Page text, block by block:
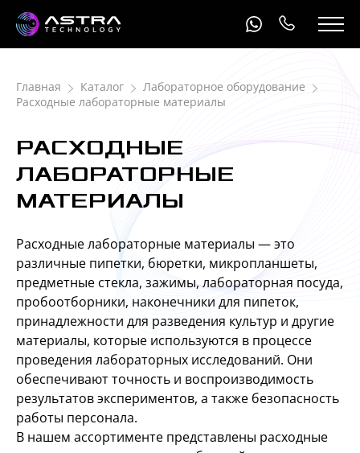
Главная Каталог
Лабораторное оборудование
Расходные лабораторные материалы
РАСХОДНЫЕ
ЛАБОРАТОРНЫЕ
МАТЕРИАЛЫ
Расходные лабораторные материалы — это
различные пипетки, бюретки, микропланшеты,
предметные стекла, зажимы, лабораторная посуда,
пробоотборники, наконечники для пипеток,
принадлежности для разведения культур и другие
материалы, которые используются в процессе
проведения лабораторных исследований. Они
обеспечивают точность и воспроизводимость
результатов экспериментов, а также безопасность
работы персонала.
В нашем ассортименте представлены расходные